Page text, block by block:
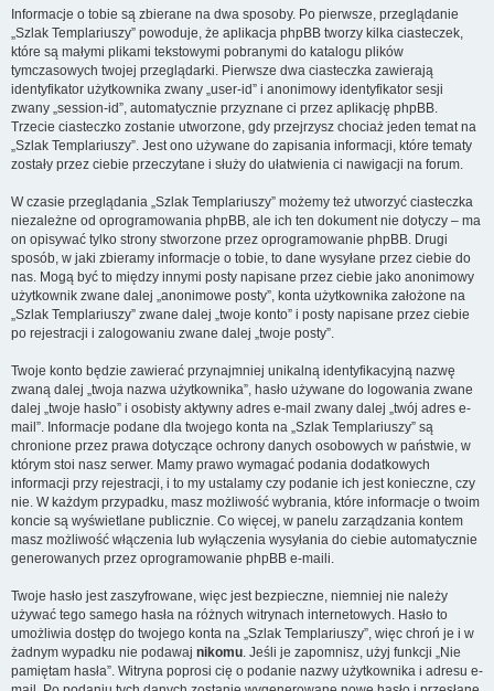
Informacje o tobie są zbierane na dwa sposoby. Po pierwsze, przeglądanie
„Szlak Templariuszy” powoduje, że aplikacja phpBB tworzy kilka ciasteczek,
które są małymi plikami tekstowymi pobranymi do katalogu plików
tymczasowych twojej przeglądarki. Pierwsze dwa ciasteczka zawierają
identyfikator użytkownika zwany „user-id” i anonimowy identyfikator sesji
zwany „session-id”, automatycznie przyznane ci przez aplikację phpBB.
Trzecie ciasteczko zostanie utworzone, gdy przejrzysz chociaż jeden temat na
„Szlak Templariuszy”. Jest ono używane do zapisania informacji, które tematy
zostały przez ciebie przeczytane i służy do ułatwienia ci nawigacji na forum.
W czasie przeglądania „Szlak Templariuszy” możemy też utworzyć ciasteczka
niezależne od oprogramowania phpBB, ale ich ten dokument nie dotyczy – ma
on opisywać tylko strony stworzone przez oprogramowanie phpBB. Drugi
sposób, w jaki zbieramy informacje o tobie, to dane wysyłane przez ciebie do
nas. Mogą być to między innymi posty napisane przez ciebie jako anonimowy
użytkownik zwane dalej „anonimowe posty”, konta użytkownika założone na
„Szlak Templariuszy” zwane dalej „twoje konto” i posty napisane przez ciebie
po rejestracji i zalogowaniu zwane dalej „twoje posty”.
Twoje konto będzie zawierać przynajmniej unikalną identyfikacyjną nazwę
zwaną dalej „twoja nazwa użytkownika”, hasło używane do logowania zwane
dalej „twoje hasło” i osobisty aktywny adres e-mail zwany dalej „twój adres e-
mail”. Informacje podane dla twojego konta na „Szlak Templariuszy” są
chronione przez prawa dotyczące ochrony danych osobowych w państwie, w
którym stoi nasz serwer. Mamy prawo wymagać podania dodatkowych
informacji przy rejestracji, i to my ustalamy czy podanie ich jest konieczne, czy
nie. W każdym przypadku, masz możliwość wybrania, które informacje o twoim
koncie są wyświetlane publicznie. Co więcej, w panelu zarządzania kontem
masz możliwość włączenia lub wyłączenia wysyłania do ciebie automatycznie
generowanych przez oprogramowanie phpBB e-maili.
Twoje hasło jest zaszyfrowane, więc jest bezpieczne, niemniej nie należy
używać tego samego hasła na różnych witrynach internetowych. Hasło to
umożliwia dostęp do twojego konta na „Szlak Templariuszy”, więc chroń je i w
żadnym wypadku nie podawaj nikomu. Jeśli je zapomnisz, użyj funkcji „Nie
pamiętam hasła”. Witryna poprosi cię o podanie nazwy użytkownika i adresu e-